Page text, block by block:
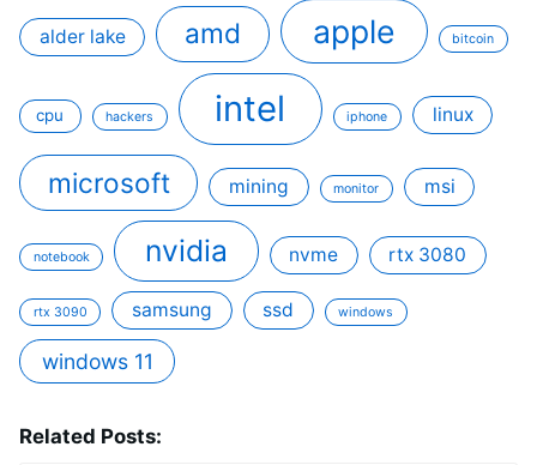
alder lake amd apple bitcoin
cpu hackers intel iphone linux
microsoft mining monitor msi
notebook nvidia nvme rtx 3080
rtx 3090 samsung ssd windows
windows 11
Related Posts: